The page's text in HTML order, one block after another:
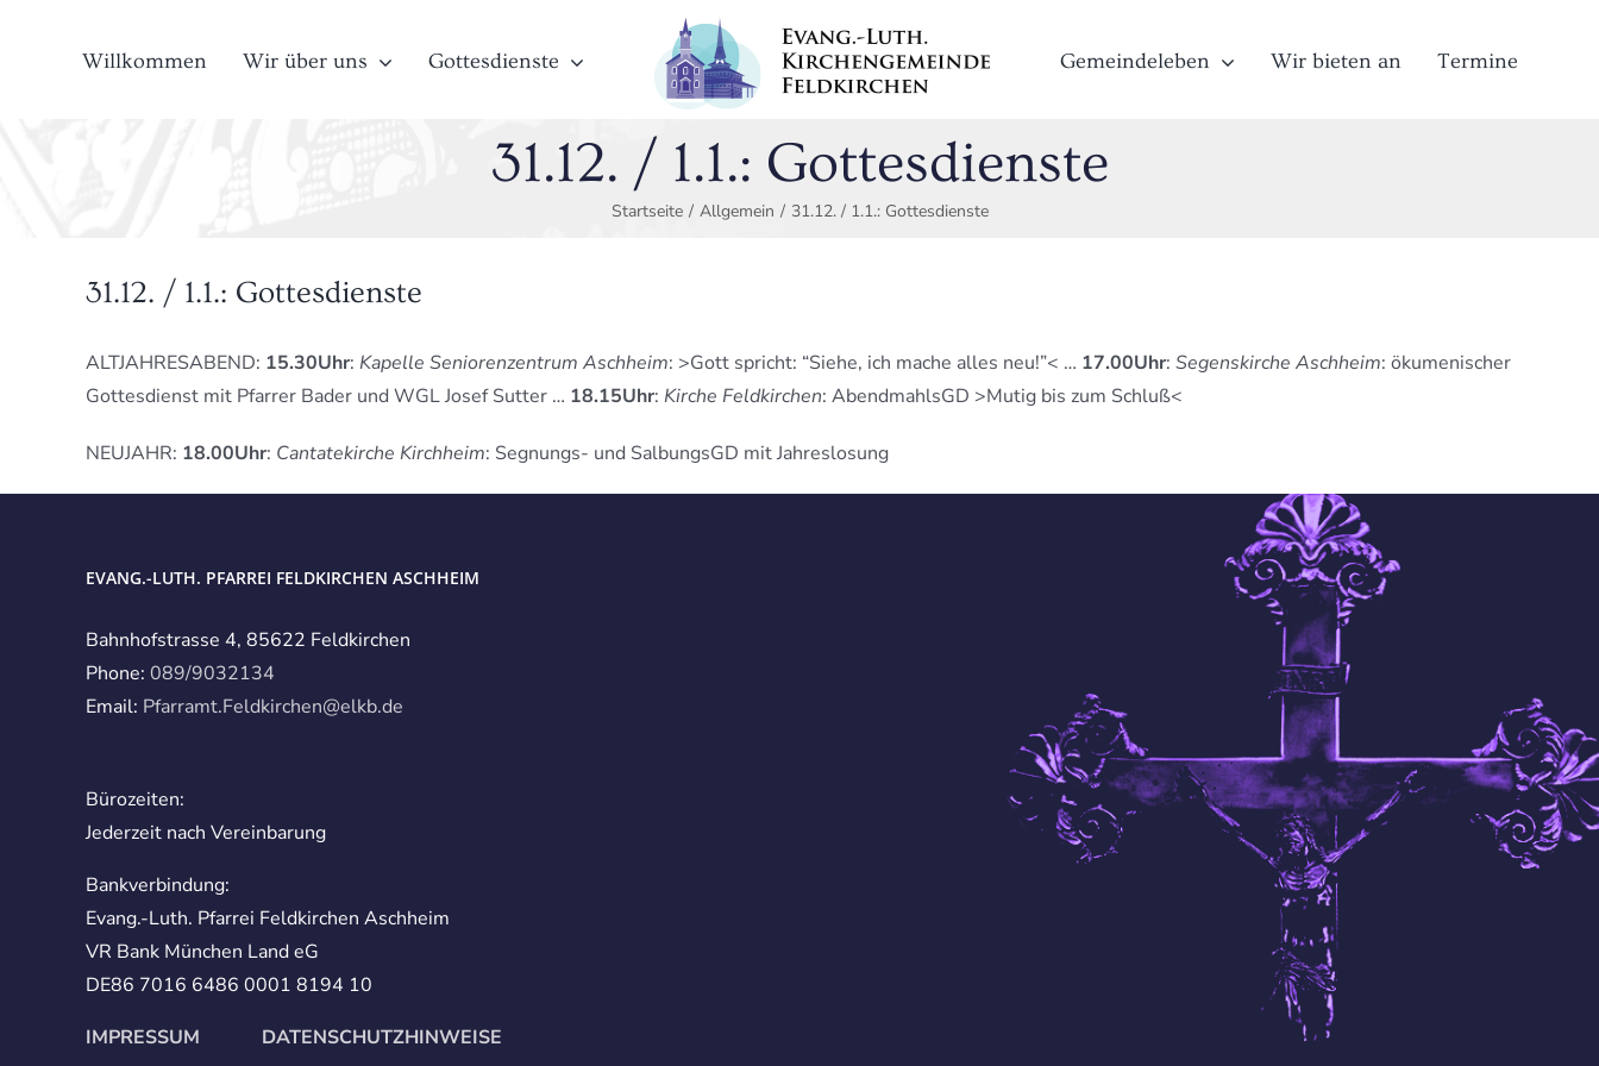
Willkommen Wir über uns Gottesdienste Gemeindeleben Wir bieten an Termine
31.12. / 1.1.: Gottesdienste
Startseite / Allgemein / 31.12. / 1.1.: Gottesdienste
31.12. / 1.1.: Gottesdienste
ALTJAHRESABEND: 15.30Uhr: Kapelle Seniorenzentrum Aschheim: >Gott spricht: “Siehe, ich mache alles neu!”< … 17.00Uhr: Segenskirche Aschheim: ökumenischer
Gottesdienst mit Pfarrer Bader und WGL Josef Sutter … 18.15Uhr: Kirche Feldkirchen: AbendmahlsGD >Mutig bis zum Schluß<
NEUJAHR: 18.00Uhr: Cantatekirche Kirchheim: Segnungs- und SalbungsGD mit Jahreslosung
EVANG.-LUTH. PFARREI FELDKIRCHEN ASCHHEIM
Bahnhofstrasse 4, 85622 Feldkirchen
Phone: 089/9032134
Email: Pfarramt.Feldkirchen@elkb.de
Bürozeiten:
Jederzeit nach Vereinbarung
Bankverbindung:
Evang.-Luth. Pfarrei Feldkirchen Aschheim
VR Bank München Land eG
DE86 7016 6486 0001 8194 10
IMPRESSUM
DATENSCHUTZHINWEISE